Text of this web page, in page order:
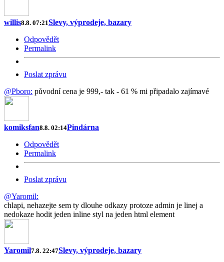
willis8.8. 07:21Slevy, výprodeje, bazary
Odpovědět
Permalink
Poslat zprávu
@Pboro: původní cena je 999,- tak - 61 % mi připadalo zajímavé
komiksfan8.8. 02:14Pindárna
Odpovědět
Permalink
Poslat zprávu
@Yaromil:
chlapi, nehazejte sem ty dlouhe odkazy protoze admin je linej a
nedokaze hodit jeden inline styl na jeden html element
Yaromil7.8. 22:47Slevy, výprodeje, bazary